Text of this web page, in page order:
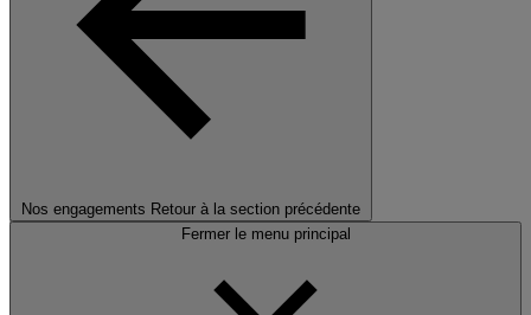
Nos engagements Retour à la section précédente
Fermer le menu principal